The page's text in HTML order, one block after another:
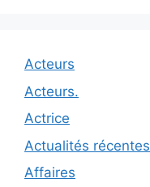
Acteurs
Acteurs.
Actrice
Actualités récentes
Affaires